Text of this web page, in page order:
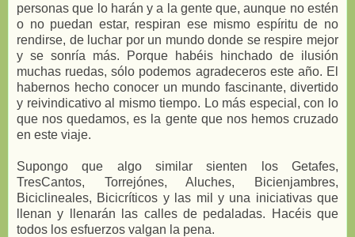
personas que lo harán y a la gente que, aunque no estén
o no puedan estar, respiran ese mismo espíritu de no
rendirse, de luchar por un mundo donde se respire mejor
y se sonría más. Porque habéis hinchado de ilusión
muchas ruedas, sólo podemos agradeceros este año. El
habernos hecho conocer un mundo fascinante, divertido
y reivindicativo al mismo tiempo. Lo más especial, con lo
que nos quedamos, es la gente que nos hemos cruzado
en este viaje.
Supongo que algo similar sienten los Getafes,
TresCantos, Torrejónes, Aluches, Bicienjambres,
Biciclineales, Bicicríticos y las mil y una iniciativas que
llenan y llenarán las calles de pedaladas. Hacéis que
todos los esfuerzos valgan la pena.